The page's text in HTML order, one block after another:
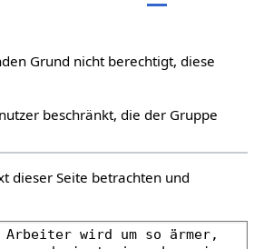
Grund nicht berechtigt, diese
beschränkt, die der Gruppe
dieser Seite betrachten und